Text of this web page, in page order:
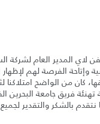
المدير العام لشركة
وإتاحة الفرصة لهم
كان من الواضح امتلاكنا
فريق جامعة البحرين
نتقدم بالشكر والتقدير